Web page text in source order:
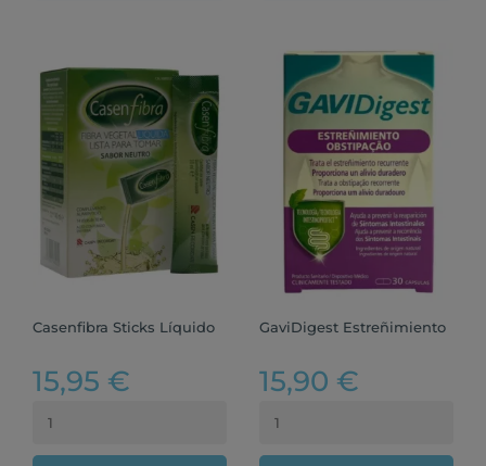
Casenfibra Sticks Líquido
15,95 €
GaviDigest Estreñimiento
15,90 €